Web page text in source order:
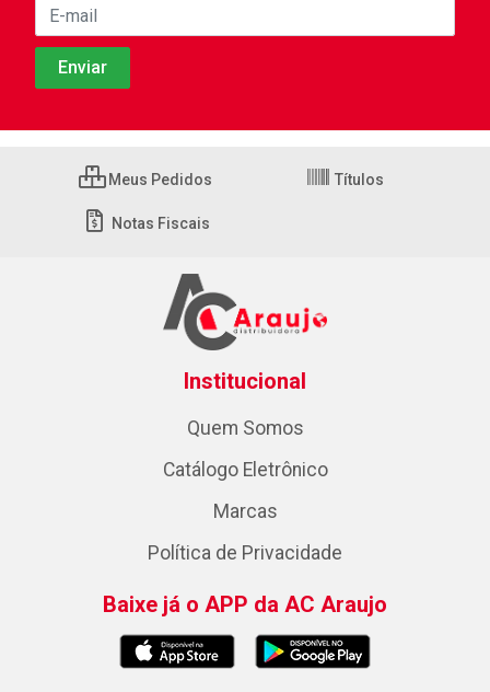
Meus Pedidos Títulos
Notas Fiscais
Institucional
Quem Somos
Catálogo Eletrônico
Marcas
Política de Privacidade
Baixe já o APP da AC Araujo